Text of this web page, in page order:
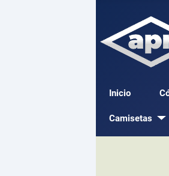
Inicio
Camisetas